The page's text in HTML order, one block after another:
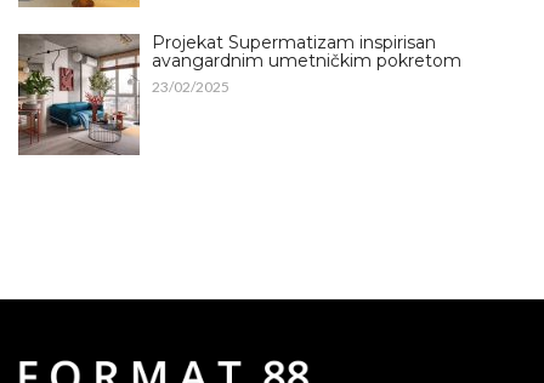
Projekat Supermatizam inspirisan
avangardnim umetničkim pokretom
23/02/2025